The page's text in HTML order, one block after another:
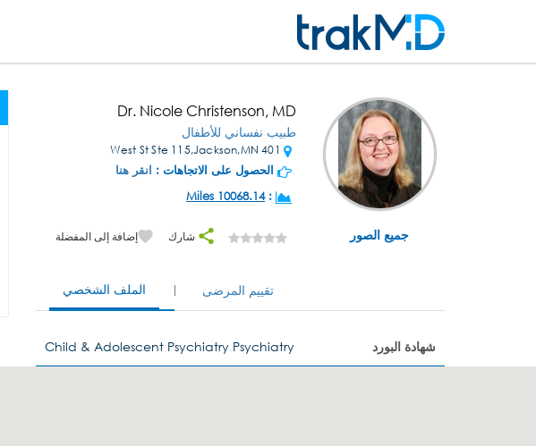
جميع الصور
Dr. Nicole Christenson, MD
طبيب نفساني للأطفال
الحصول على الاتجاهات : انقر هنا
:
10068.14 Miles
شارك إضافة إلى المفضلة
الملف الشخصي تقييم المرضى
شهادة البورد Child & Adolescent Psychiatry Psychiatry